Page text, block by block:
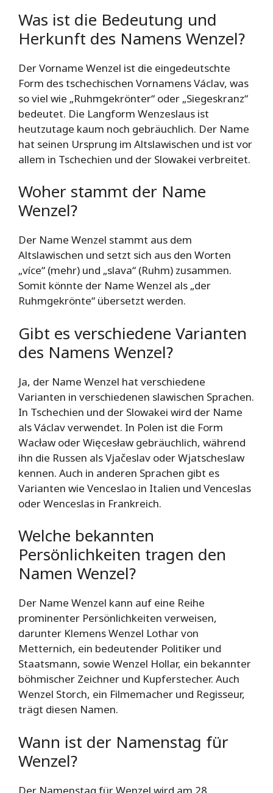
Was ist die Bedeutung und
Herkunft des Namens Wenzel?
Der Vorname Wenzel ist die eingedeutschte
Form des tschechischen Vornamens Václav, was
so viel wie „Ruhmgekrönter“ oder „Siegeskranz“
bedeutet. Die Langform Wenzeslaus ist
heutzutage kaum noch gebräuchlich. Der Name
hat seinen Ursprung im Altslawischen und ist vor
allem in Tschechien und der Slowakei verbreitet.
Woher stammt der Name
Wenzel?
Der Name Wenzel stammt aus dem
Altslawischen und setzt sich aus den Worten
„více“ (mehr) und „slava“ (Ruhm) zusammen.
Somit könnte der Name Wenzel als „der
Ruhmgekrönte“ übersetzt werden.
Gibt es verschiedene Varianten
des Namens Wenzel?
Ja, der Name Wenzel hat verschiedene
Varianten in verschiedenen slawischen Sprachen.
In Tschechien und der Slowakei wird der Name
als Václav verwendet. In Polen ist die Form
Wacław oder Więcesław gebräuchlich, während
ihn die Russen als Vjačeslav oder Wjatscheslaw
kennen. Auch in anderen Sprachen gibt es
Varianten wie Venceslao in Italien und Venceslas
oder Wenceslas in Frankreich.
Welche bekannten
Persönlichkeiten tragen den
Namen Wenzel?
Der Name Wenzel kann auf eine Reihe
prominenter Persönlichkeiten verweisen,
darunter Klemens Wenzel Lothar von
Metternich, ein bedeutender Politiker und
Staatsmann, sowie Wenzel Hollar, ein bekannter
böhmischer Zeichner und Kupferstecher. Auch
Wenzel Storch, ein Filmemacher und Regisseur,
trägt diesen Namen.
Wann ist der Namenstag für
Wenzel?
Der Namenstag für Wenzel wird am 28.